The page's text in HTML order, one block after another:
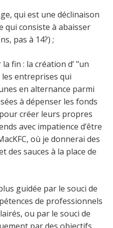
qui est une déclinaison
qui consiste à abaisser
pas à 14?) ;
fin : la création d’ "un
entreprises qui
en alternance parmi
à dépenser les fonds
créer leurs propres
avec impatience d’être
où je donnerai des
des sauces à la place de
guidée par le souci de
de professionnels
ou par le souci de